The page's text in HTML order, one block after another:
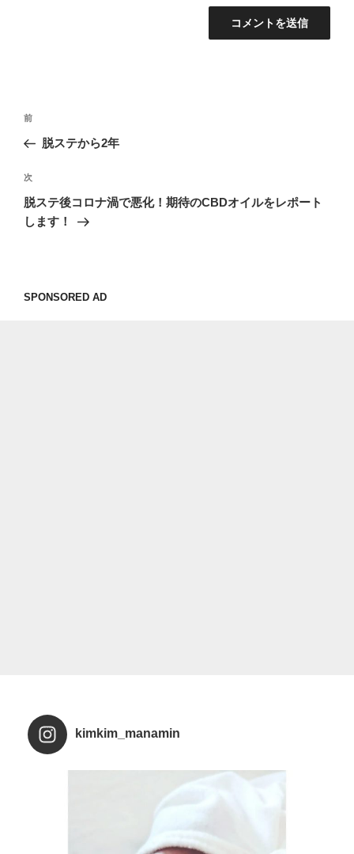
投
ビ
ゲ
ー
過
去
投
稿
前
脱ステから2年
次
の
投
次
脱ステ後コロナ渦で悪化！期待のCBDオイルをレポート
します！
SPONSORED AD
kimkim_manamin